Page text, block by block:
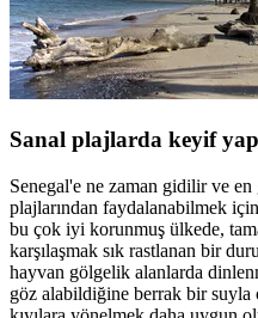
Sanal plajlarda keyif
Senegal'e ne zaman gidilir ve en
plajlarından faydalanabilmek
bu çok iyi korunmuş ülkede,
karşılaşmak sık rastlanan bir
hayvan gölgelik alanlarda
göz alabildiğine berrak bir suyla